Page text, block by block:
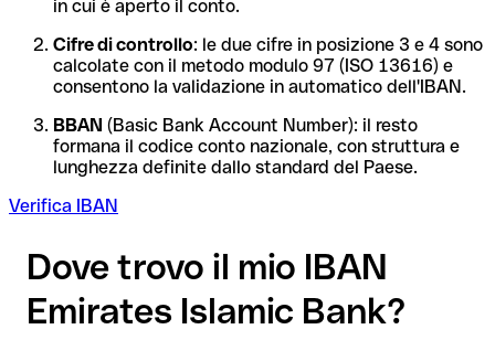
in cui è aperto il conto.
Cifre di controllo: le due cifre in posizione 3 e 4 sono
calcolate con il metodo modulo 97 (ISO 13616) e
consentono la validazione in automatico dell'IBAN.
BBAN (Basic Bank Account Number): il resto
formana il codice conto nazionale, con struttura e
lunghezza definite dallo standard del Paese.
Verifica IBAN
Dove trovo il mio IBAN
Emirates Islamic Bank?